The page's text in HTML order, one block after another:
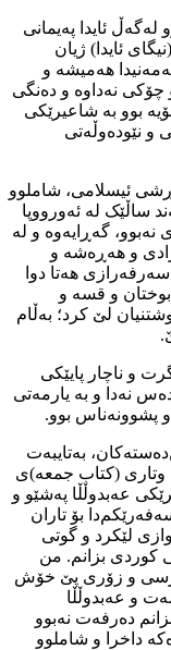
له‌گه‌ڵ ئايدا په‌يمانی
ئايدا) ژيان
هه‌ميشه‌ و
چۆکی نه‌داوه‌ و ده‌نگی
بوو به‌ شاعيرێکی
و نێوده‌وڵه‌تی
ئيسلامی، شاملوو
ساڵێک له‌ ئه‌ورووپا
نه‌بوو، گه‌ڕايه‌وه‌ و له‌
و هه‌ڕه‌شه‌ و
هه‌تا دوا
و قسه‌ و
لێ کرد؛ به‌ڵام
و ناچار پايێکی
نه‌دا و به‌ يارمه‌تی
پشوونه‌ناس بوو.
به‌تايبه‌ت
وتاری (کتاب جمعه)ی
عه‌بدوڵڵا په‌شێو و
بۆ تاران
لێکرد و گوتی
کوردی بزانم. من
و زۆری پێ خۆش
و عه‌بدوڵڵا
ده‌رفه‌ت نه‌بوو
داخرا و شاملوو